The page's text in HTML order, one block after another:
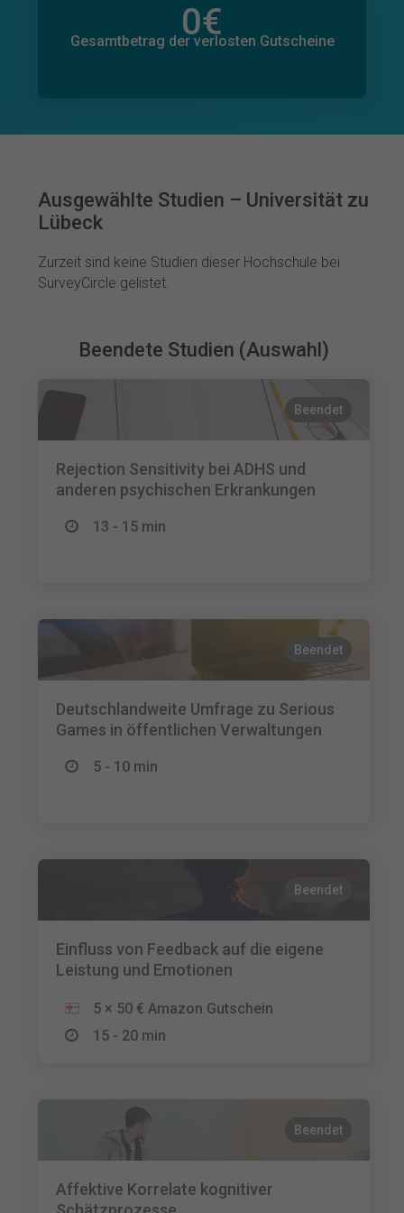
0€
Gesamtbetrag der verlosten Gutscheine
0€
Gesamtbetrag der zugesagten Spenden
Ausgewählte Studien – Universität zu
Lübeck
Zurzeit sind keine Studien dieser Hochschule bei
SurveyCircle gelistet.
Beendete Studien (Auswahl)
Beendet
Rejection Sensitivity bei ADHS und
anderen psychischen Erkrankungen
13 - 15 min
Beendet
Deutschlandweite Umfrage zu Serious
Games in öffentlichen Verwaltungen
5 - 10 min
Beendet
Einfluss von Feedback auf die eigene
Leistung und Emotionen
5 × 50 € Amazon Gutschein
15 - 20 min
Beendet
Affektive Korrelate kognitiver